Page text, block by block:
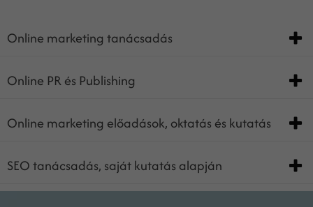
Online marketing tanácsadás
Online PR és Publishing
Online marketing előadások, oktatás és kutatás
SEO tanácsadás, saját kutatás alapján